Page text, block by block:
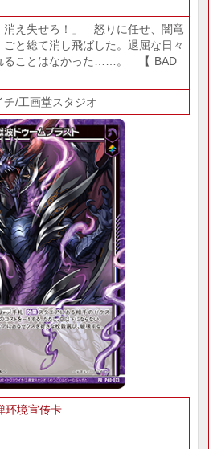
消え失せろ！」 怒りに任せ、闇竜
ごと総て消し飛ばした。退屈な日々
ることはなかった……。 【 BAD
チ/工画堂スタジオ
环境宣传卡